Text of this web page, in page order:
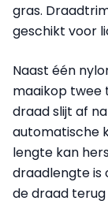
gras.
geschikt voor
Naast één
maaikop twee
draad slijt af
automatische
lengte kan
draadlengte is
de draad